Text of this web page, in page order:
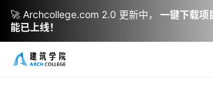
🚀 Archcollege.com 2.0 更新中，
一键下载项
能已上线！